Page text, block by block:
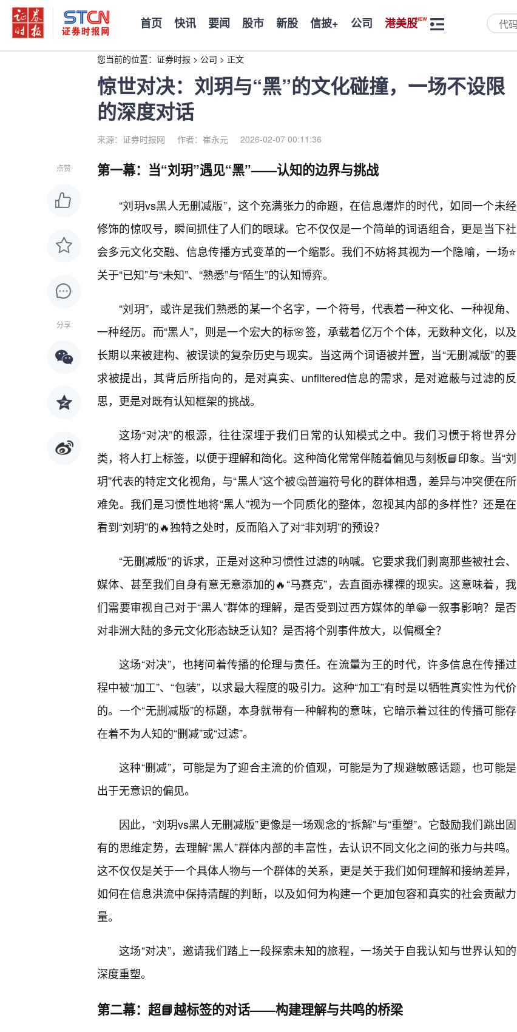
首页 快讯 要闻 股市 新股 信披+ 公司 港美股
您当前的位置： 证券时报 > 公司 > 正文
惊世对决：刘玥与“黑”的文化碰撞，一场不设限
的深度对话
来源：证券时报网 作者：崔永元 2026-02-07 00:11:36
点赞
分享
第一幕：当“刘玥”遇见“黑”——认知的边界与挑战
“刘玥vs黑人无删减版”，这个充满张力的命题，在信息爆炸的时代，如同一个未经
修饰的惊叹号，瞬间抓住了人们的眼球。它不仅仅是一个简单的词语组合，更是当下社
会多元文化交融、信息传播方式变革的一个缩影。我们不妨将其视为一个隐喻，一场⭐
关于“已知”与“未知”、“熟悉”与“陌生”的认知博弈。
“刘玥”，或许是我们熟悉的某一个名字，一个符号，代表着一种文化、一种视角、
一种经历。而“黑人”，则是一个宏大的标🌸签，承载着亿万个个体，无数种文化，以及
长期以来被建构、被误读的复杂历史与现实。当这两个词语被并置，当“无删减版”的要
求被提出，其背后所指向的，是对真实、unfiltered信息的需求，是对遮蔽与过滤的反
思，更是对既有认知框架的挑战。
这场“对决”的根源，往往深埋于我们日常的认知模式之中。我们习惯于将世界分
类，将人打上标签，以便于理解和简化。这种简化常常伴随着偏见与刻板📘印象。当“刘
玥”代表的特定文化视角，与“黑人”这个被🤔普遍符号化的群体相遇，差异与冲突便在所
难免。我们是习惯性地将“黑人”视为一个同质化的整体，忽视其内部的多样性？还是在
看到“刘玥”的🔥独特之处时，反而陷入了对“非刘玥”的预设？
“无删减版”的诉求，正是对这种习惯性过滤的呐喊。它要求我们剥离那些被社会、
媒体、甚至我们自身有意无意添加的🔥“马赛克”，去直面赤裸裸的现实。这意味着，我
们需要审视自己对于“黑人”群体的理解，是否受到过西方媒体的单😁一叙事影响？是否
对非洲大陆的多元文化形态缺乏认知？是否将个别事件放大，以偏概全？
这场“对决”，也拷问着传播的伦理与责任。在流量为王的时代，许多信息在传播过
程中被“加工”、“包装”，以求最大程度的吸引力。这种“加工”有时是以牺牲真实性为代价
的。一个“无删减版”的标题，本身就带有一种解构的意味，它暗示着过往的传播可能存
在着不为人知的“删减”或“过滤”。
这种“删减”，可能是为了迎合主流的价值观，可能是为了规避敏感话题，也可能是
出于无意识的偏见。
因此，“刘玥vs黑人无删减版”更像是一场观念的“拆解”与“重塑”。它鼓励我们跳出固
有的思维定势，去理解“黑人”群体内部的丰富性，去认识不同文化之间的张力与共鸣。
这不仅仅是关于一个具体人物与一个群体的关系，更是关于我们如何理解和接纳差异，
如何在信息洪流中保持清醒的判断，以及如何为构建一个更加包容和真实的社会贡献力
量。
这场“对决”，邀请我们踏上一段探索未知的旅程，一场关于自我认知与世界认知的
深度重塑。
第二幕：超📘越标签的对话——构建理解与共鸣的桥梁